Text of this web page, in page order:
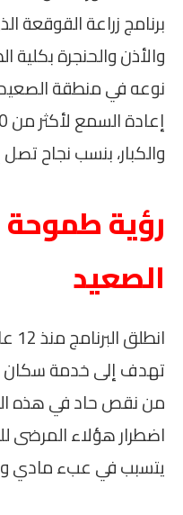
برنامج زراعة القوقعة
والأذن والحنجرة
نوعه في منطقة
والكبار، بنسب نجاح تصل إلى
رؤية طموحة
الصعيد
تهدف إلى خدمة سكان
من نقص حاد في هذه
اضطرار هؤلاء المرضى
يتسبب في عبء مادي